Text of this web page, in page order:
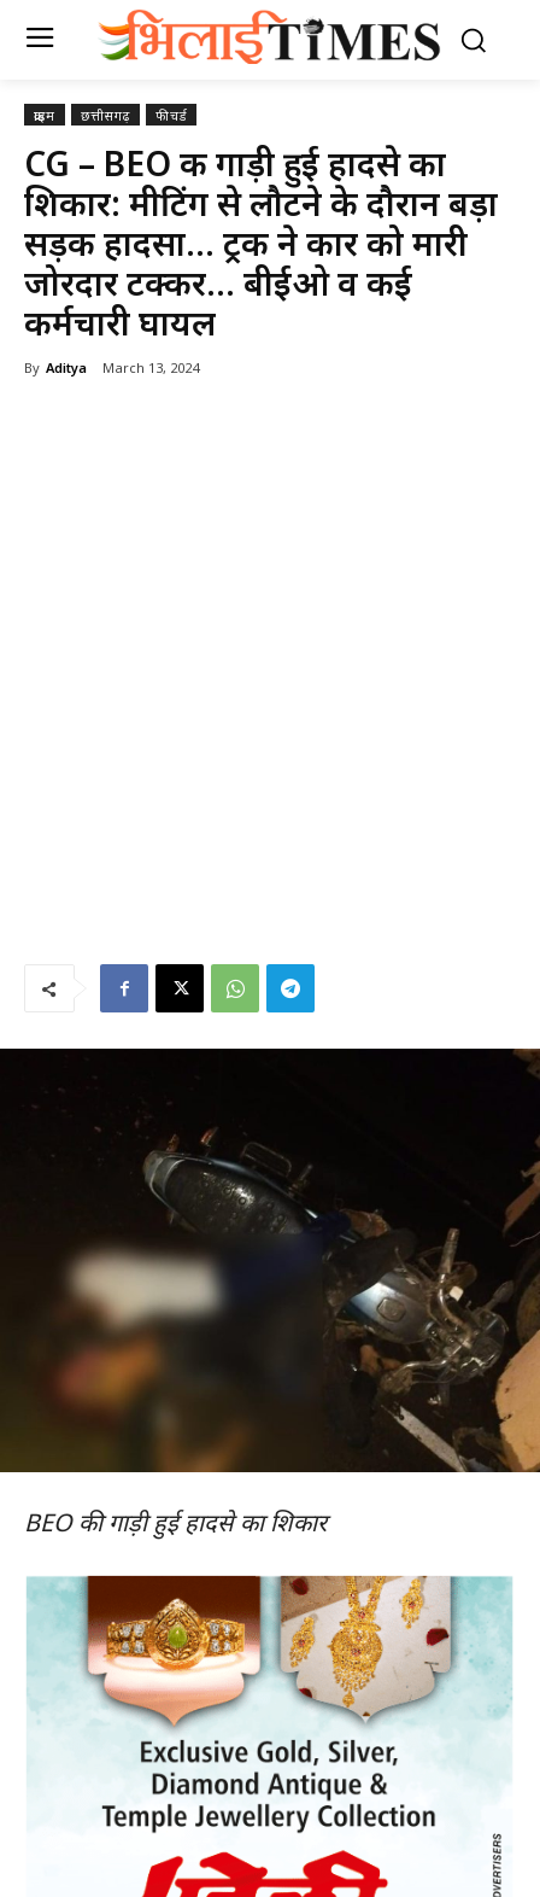
क्राइम छत्तीसगढ़ फीचर्ड
CG – BEO की गाड़ी हुई हादसे का
शिकार: मीटिंग से लौटने के दौरान बड़ा
सड़क हादसा… ट्रक ने कार को मारी
जोरदार टक्कर… बीईओ व कई
कर्मचारी घायल
By Aditya March 13, 2024
BEO की गाड़ी हुई हादसे का शिकार